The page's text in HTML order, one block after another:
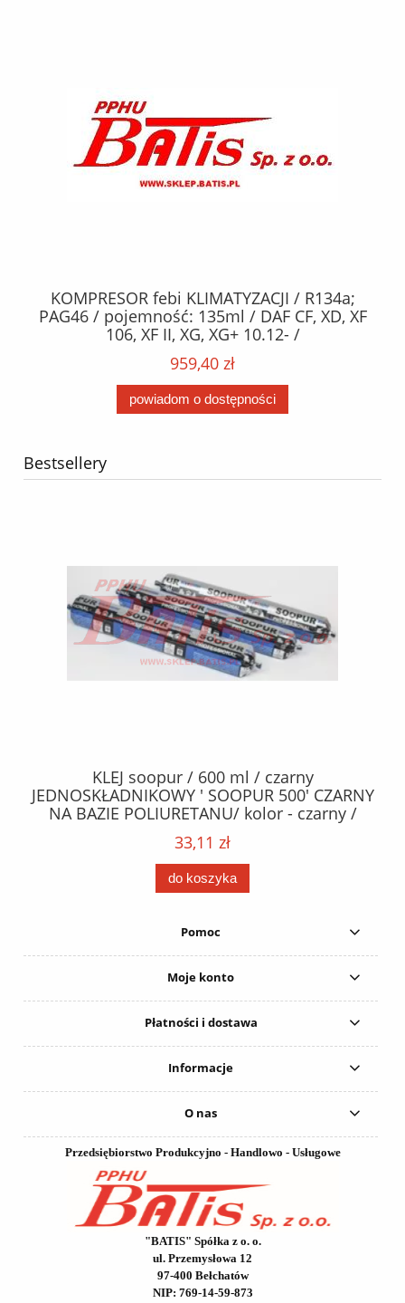
KOMPRESOR febi KLIMATYZACJI / R134a;
PAG46 / pojemność: 135ml / DAF CF, XD, XF
106, XF II, XG, XG+ 10.12- /
959,40 zł
powiadom o dostępności
Bestsellery
KLEJ soopur / 600 ml / czarny
JEDNOSKŁADNIKOWY ' SOOPUR 500' CZARNY
NA BAZIE POLIURETANU/ kolor - czarny /
karton 20 szt. / pistolet do kleju 307730 /
33,11 zł
do koszyka
Pomoc
Moje konto
Płatności i dostawa
Informacje
O nas
Przedsiębiorstwo Produkcyjno - Handlowo - Usługowe
"BATIS" Spółka z o. o.
ul. Przemysłowa 12
97-400 Bełchatów
NIP: 769-14-59-873